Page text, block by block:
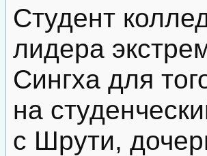
Студент
лидера
Сингха для
на
с Шрути,